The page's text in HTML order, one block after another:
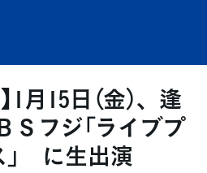
1月15日（金）、逢
Ｓフジ「ライブプ
」 に生出演